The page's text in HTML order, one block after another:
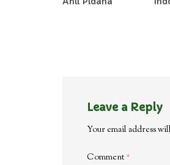
Leave a Reply
Your email address
Comment*